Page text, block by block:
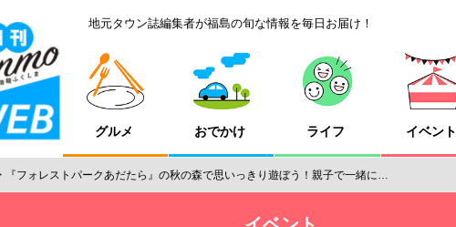
地元タウン誌編集者が福島の旬な情報を毎日お届け！
グルメ おでかけ ライフ イベント
『フォレストパークあだたら』の秋の森で思いっきり遊ぼう！親子で一緒に…